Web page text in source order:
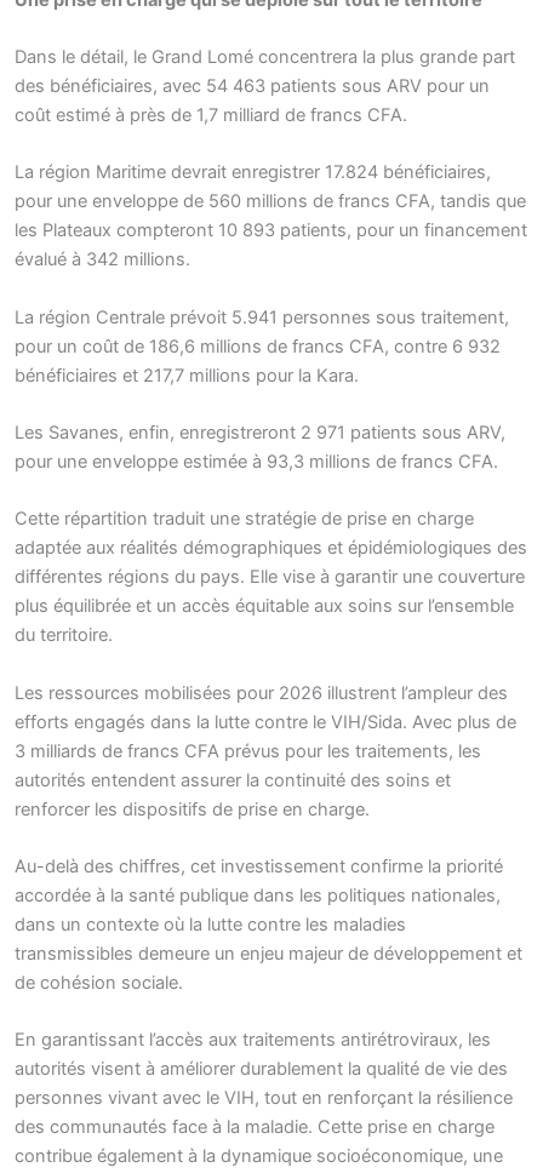
Dans le détail, le Grand Lomé concentrera la plus grande part
des bénéficiaires, avec 54 463 patients sous ARV pour un
coût estimé à près de 1,7 milliard de francs CFA.
La région Maritime devrait enregistrer 17.824 bénéficiaires,
pour une enveloppe de 560 millions de francs CFA, tandis que
les Plateaux compteront 10 893 patients, pour un financement
évalué à 342 millions.
La région Centrale prévoit 5.941 personnes sous traitement,
pour un coût de 186,6 millions de francs CFA, contre 6 932
bénéficiaires et 217,7 millions pour la Kara.
Les Savanes, enfin, enregistreront 2 971 patients sous ARV,
pour une enveloppe estimée à 93,3 millions de francs CFA.
Cette répartition traduit une stratégie de prise en charge
adaptée aux réalités démographiques et épidémiologiques des
différentes régions du pays. Elle vise à garantir une couverture
plus équilibrée et un accès équitable aux soins sur l’ensemble
du territoire.
Les ressources mobilisées pour 2026 illustrent l’ampleur des
efforts engagés dans la lutte contre le VIH/Sida. Avec plus de
3 milliards de francs CFA prévus pour les traitements, les
autorités entendent assurer la continuité des soins et
renforcer les dispositifs de prise en charge.
Au-delà des chiffres, cet investissement confirme la priorité
accordée à la santé publique dans les politiques nationales,
dans un contexte où la lutte contre les maladies
transmissibles demeure un enjeu majeur de développement et
de cohésion sociale.
En garantissant l’accès aux traitements antirétroviraux, les
autorités visent à améliorer durablement la qualité de vie des
personnes vivant avec le VIH, tout en renforçant la résilience
des communautés face à la maladie. Cette prise en charge
contribue également à la dynamique socioéconomique, une